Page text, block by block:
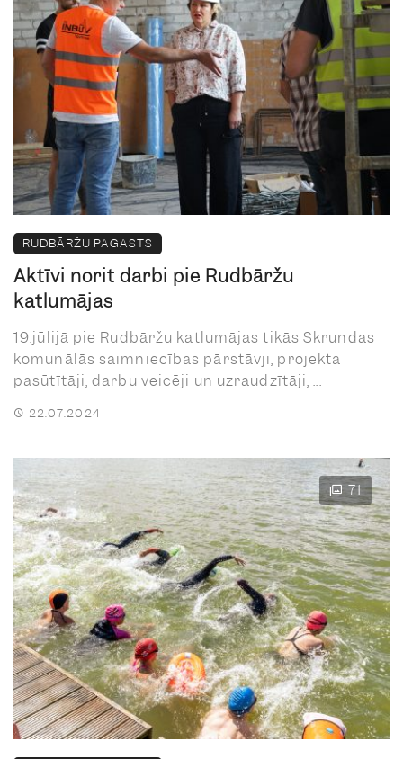
RUDBĀRŽU PAGASTS
Aktīvi norit darbi pie Rudbāržu
katlumājas
19.jūlijā pie Rudbāržu katlumājas tikās Skrundas
komunālās saimniecības pārstāvji, projekta
pasūtītāji, darbu veicēji un uzraudzītāji, ...
22.07.2024
71